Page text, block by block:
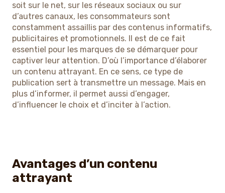
soit sur le net, sur les réseaux sociaux ou sur
d’autres canaux, les consommateurs sont
constamment assaillis par des contenus informatifs,
publicitaires et promotionnels. Il est de ce fait
essentiel pour les marques de se démarquer pour
captiver leur attention. D’où l’importance d’élaborer
un contenu attrayant. En ce sens, ce type de
publication sert à transmettre un message. Mais en
plus d’informer, il permet aussi d’engager,
d’influencer le choix et d’inciter à l’action.
Avantages d’un contenu
attrayant